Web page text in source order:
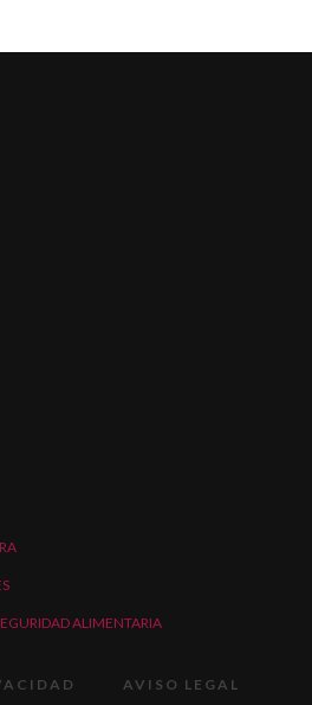
ALIMENTARIA
AVISO LEGAL